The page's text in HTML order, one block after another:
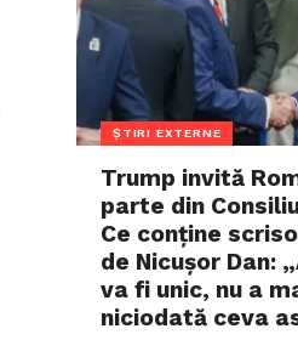
ȘTIRI EXTERNE
Trump invită
parte din
Ce conține
de Nicușor Dan:
va fi unic, nu a
niciodată ceva